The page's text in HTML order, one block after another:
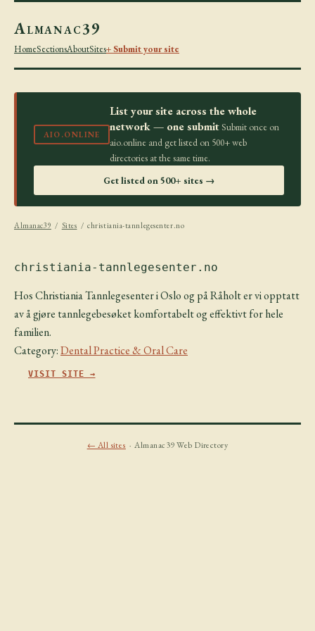
Almanac39
HomeSectionsAboutSites+ Submit your site
AIO.ONLINE
List your site across the whole
network — one submit Submit once on
aio.online and get listed on 500+ web
directories at the same time.
Get listed on 500+ sites →
Almanac39 / Sites / christiania-tannlegesenter.no
christiania-tannlegesenter.no
Hos Christiania Tannlegesenter i Oslo og på Råholt er vi opptatt
av å gjøre tannlegebesøket komfortabelt og effektivt for hele
familien.
Category:Dental Practice & Oral Care
VISIT SITE →
← All sites · Almanac39 Web Directory